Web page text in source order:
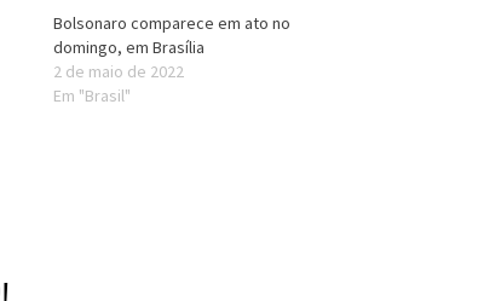
Bolsonaro comparece em ato no
domingo, em Brasília
2 de maio de 2022
Em "Brasil"